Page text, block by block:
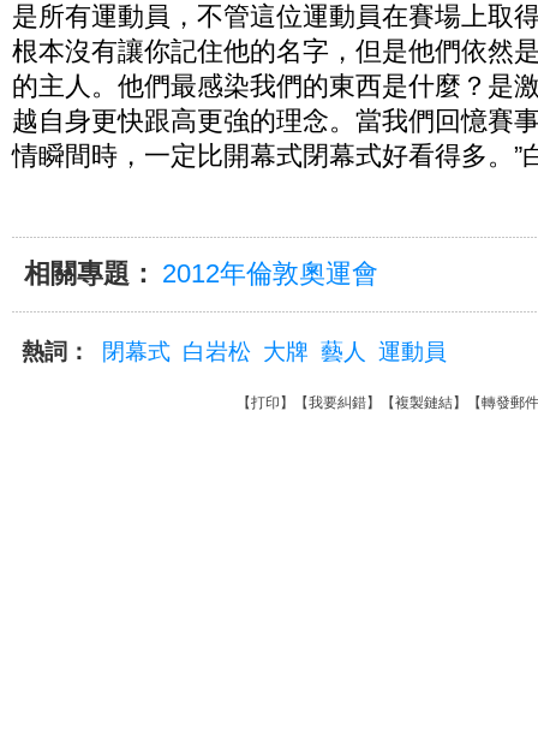
是所有運動員，不管這位運動員在賽場上取
根本沒有讓你記住他的名字，但是他們依然
的主人。他們最感染我們的東西是什麼？是
越自身更快跟高更強的理念。當我們回憶賽
情瞬間時，一定比開幕式閉幕式好看得多。”
相關專題： 2012年倫敦奧運會
熱詞： 閉幕式 白岩松 大牌 藝人 運動員
【打印 】【我要糾錯】【複製鏈結】【轉發郵件